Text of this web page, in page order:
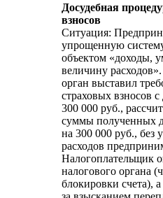
Досудебная
взносов
Ситуация:
упрощенную
объектом «доходы,
величину
орган выставил
страховых взносов
300 000 руб.,
суммы полученных
на 300 000 руб., без
расходов
Налогоплательщик
налогового органа
блокировки счета),